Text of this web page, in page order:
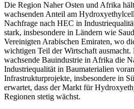
Die Region Naher Osten und Afrika
wachsenden Anteil am
Nachfrage nach HEC in
stark, insbesondere in Ländern wie
Vereinigten Arabischen Emiraten, wo
wichtigen Teil der Wirtschaft ausmacht.
wachsende Bauindustrie in Afrika die
Industriequalität in Baumaterialien
Infrastrukturprojekte, insbesondere in
erwartet, dass der Markt für
Regionen stetig wächst.